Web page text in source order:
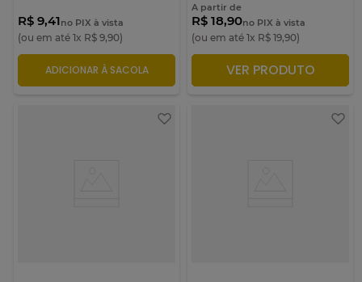
R$ 9,41no PIX à vista
(ou em até 1x R$ 9,90)
ADICIONAR À SACOLA
A partir de
R$ 18,90no PIX à vista
(ou em até 1x R$ 19,90)
ADICIONAR À SACOLA
VER PRODUTO